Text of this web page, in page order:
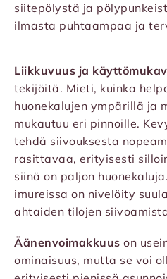
siitepölystä ja
ilmasta puhtaampaa ja
Liikkuvuus ja
tekijöitä. Mieti, kuinka
huonekalujen ympärillä ja
mukautuu eri pinnoille.
tehdä siivouksesta
rasittavaa, erityisesti
siinä on paljon
imureissa on nivelöity
ahtaiden tilojen
Äänenvoimakkuus on
ominaisuus, mutta se voi